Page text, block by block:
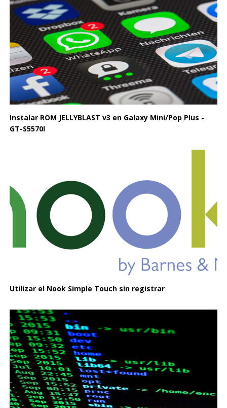
Instalar ROM JELLYBLAST v3 en Galaxy Mini/Pop Plus -
GT-S5570I
Utilizar el Nook Simple Touch sin registrar